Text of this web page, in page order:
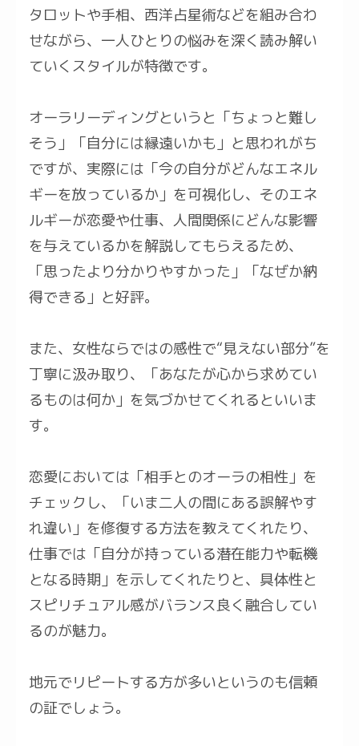
タロットや手相、西洋占星術などを組み合わ
せながら、一人ひとりの悩みを深く読み解い
ていくスタイルが特徴です。
オーラリーディングというと「ちょっと難し
そう」「自分には縁遠いかも」と思われがち
ですが、実際には「今の自分がどんなエネル
ギーを放っているか」を可視化し、そのエネ
ルギーが恋愛や仕事、人間関係にどんな影響
を与えているかを解説してもらえるため、
「思ったより分かりやすかった」「なぜか納
得できる」と好評。
また、女性ならではの感性で“見えない部分”を
丁寧に汲み取り、「あなたが心から求めてい
るものは何か」を気づかせてくれるといいま
す。
恋愛においては「相手とのオーラの相性」を
チェックし、「いま二人の間にある誤解やす
れ違い」を修復する方法を教えてくれたり、
仕事では「自分が持っている潜在能力や転機
となる時期」を示してくれたりと、具体性と
スピリチュアル感がバランス良く融合してい
るのが魅力。
地元でリピートする方が多いというのも信頼
の証でしょう。